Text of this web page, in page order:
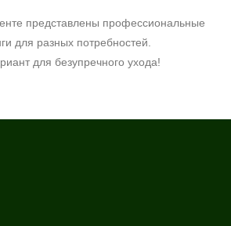
представлены профессиональные
для разных потребностей.
для безупречного ухода!